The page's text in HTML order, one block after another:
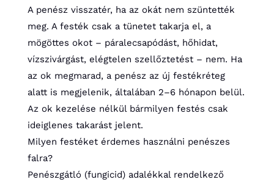
A penész visszatér, ha az okát nem szüntették
meg. A festék csak a tünetet takarja el, a
mögöttes okot – páralecsapódást, hőhidat,
vízszivárgást, elégtelen szellőztetést – nem. Ha
az ok megmarad, a penész az új festékréteg
alatt is megjelenik, általában 2–6 hónapon belül.
Az ok kezelése nélkül bármilyen festés csak
ideiglenes takarást jelent.
Milyen festéket érdemes használni penészes
falra?
Penészgátló (fungicid) adalékkal rendelkező